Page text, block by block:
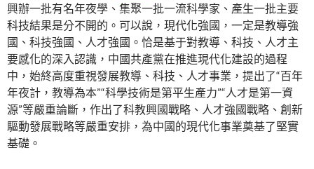
興辦一批有名年夜學、集聚一批一流科學家、產生一批主要
科技結果是分不開的。可以說，現代化強國，一定是教導強
國、科技強國、人才強國。恰是基于對教導、科技、人才主
要感化的深入認識，中國共產黨在推進現代化建設的過程
中，始終高度重視發展教導、科技、人才事業，提出了“百年
年夜計，教導為本”“科學技術是第平生產力”“人才是第一資
源”等嚴重論斷，作出了科教興國戰略、人才強國戰略、創新
驅動發展戰略等嚴重安排，為中國的現代化事業奠基了堅實
基礎。